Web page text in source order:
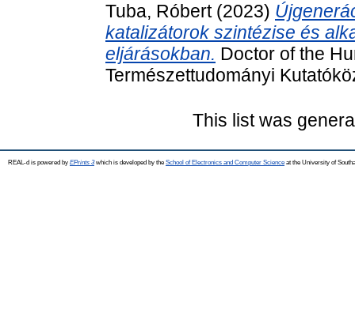
Tuba, Róbert(2023)
katalizátorok szintézise és
eljárásokban. Doctor of the
Természettudományi
This list was
REAL-d is powered by EPrints 3which is developed by the School of Electronics and Computer Science at the University of